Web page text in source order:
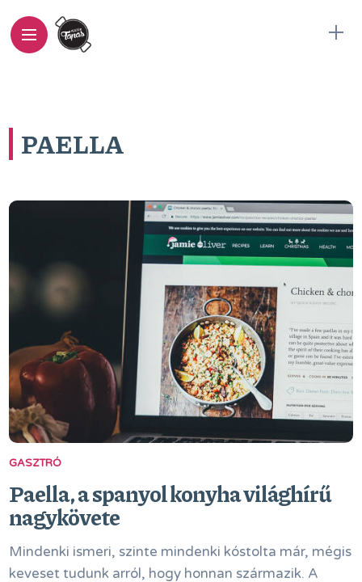
PAELLA
GASZTRÓ
Paella, a spanyol konyha világhírű
nagykövete
Mindenki ismeri, szinte mindenki kóstolta már, mégis
keveset tudunk arról, hogy honnan származik. A